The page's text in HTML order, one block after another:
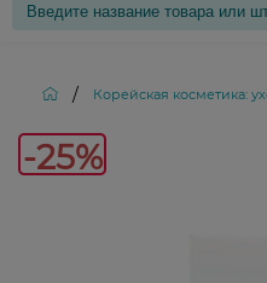
/ Корейская косметика:
-25%